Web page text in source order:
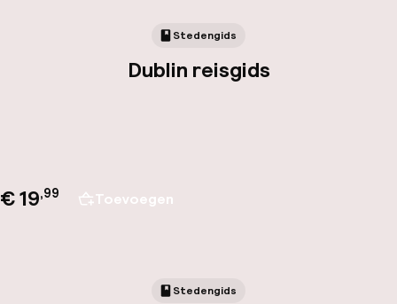
Stedengids
Dublin reisgids
€ 19,99 Toevoegen
Stedengids